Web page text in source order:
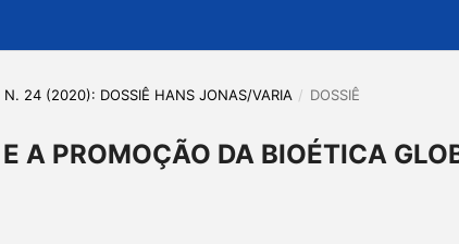
N. 24 (2020): DOSSIÊ HANS JONAS/VARIA / DOSSIÊ
A PROMOÇÃO DA BIOÉTICA